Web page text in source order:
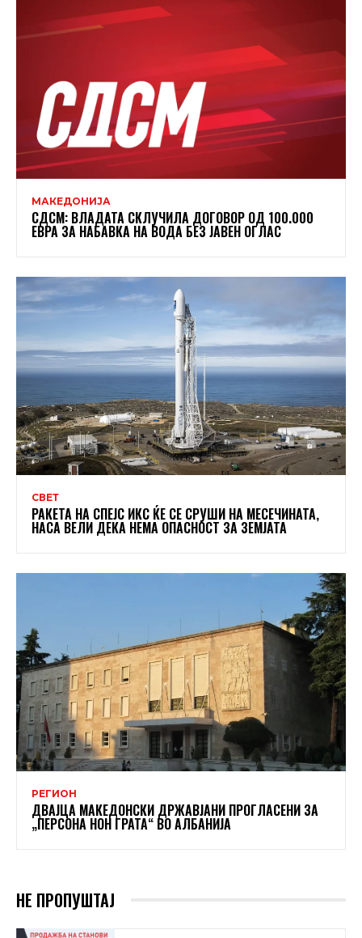
МАКЕДОНИЈА
СДСМ: ВЛАДАТА СКЛУЧИЛА ДОГОВОР ОД 100.000
ЕВРА ЗА НАБАВКА НА ВОДА БЕЗ ЈАВЕН ОГЛАС
СВЕТ
РАКЕТА НА СПЕЈС ИКС ЌЕ СЕ СРУШИ НА МЕСЕЧИНАТА,
НАСА ВЕЛИ ДЕКА НЕМА ОПАСНОСТ ЗА ЗЕМЈАТА
РЕГИОН
ДВАЈЦА МАКЕДОНСКИ ДРЖАВЈАНИ ПРОГЛАСЕНИ ЗА
„ПЕРСОНА НОН ГРАТА“ ВО АЛБАНИЈА
НЕ ПРОПУШТАЈ